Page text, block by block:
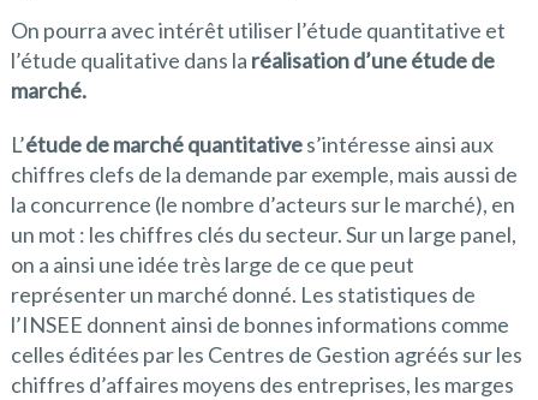
On pourra avec intérêt utiliser l’étude quantitative et
l’étude qualitative dans la réalisation d’une étude de
marché.
L’étude de marché quantitatives’intéresse ainsi aux
chiffres clefs de la demande par exemple, mais aussi de
la concurrence (le nombre d’acteurs sur le marché), en
un mot : les chiffres clés du secteur. Sur un large panel,
on a ainsi une idée très large de ce que peut
représenter un marché donné. Les statistiques de
l’INSEE donnent ainsi de bonnes informations comme
celles éditées par les Centres de Gestion agréés sur les
chiffres d’affaires moyens des entreprises, les marges